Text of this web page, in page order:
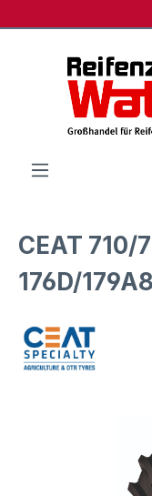
CEAT 710/
176D/
Bildergalerie